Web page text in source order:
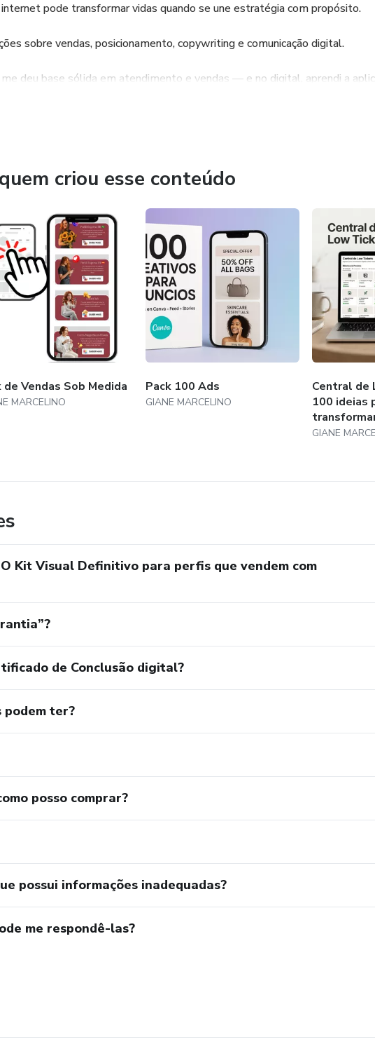
pode transformar vidas quando se une estratégia com propósito.
sobre vendas, posicionamento, copywriting e comunicação digital.
deu base sólida em atendimento e vendas — e no digital, aprendi a
real.
criou esse conteúdo
de Vendas Sob Medida
MARCELINO
Pack 100 Ads
GIANE MARCELINO
Central de
100 ideias
GIANE
Kit Visual Definitivo para perfis que vendem com
de Conclusão digital?
ter?
posso comprar?
possui informações inadequadas?
me respondê-las?